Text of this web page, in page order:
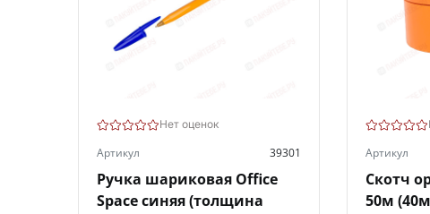
Нет оценок
Артикул 39301
Ручка шариковая Office
Space синяя (толщина
Артикул
Скотч
50м